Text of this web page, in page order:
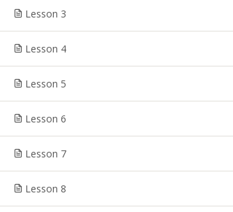
Curso de ejemplo
Inicio Cursos
Lesson 3
Lesson 4
Lesson 5
Lesson 6
Lesson 7
Lesson 8